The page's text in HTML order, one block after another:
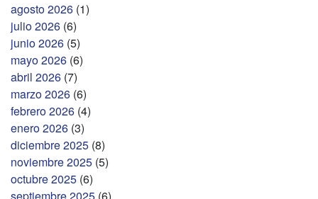
agosto 2026 (1)
julio 2026 (6)
junio 2026 (5)
mayo 2026 (6)
abril 2026 (7)
marzo 2026 (6)
febrero 2026 (4)
enero 2026 (3)
diciembre 2025 (8)
noviembre 2025 (5)
octubre 2025 (6)